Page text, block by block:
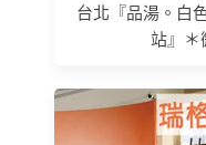
台北『品湯。白
站』＊